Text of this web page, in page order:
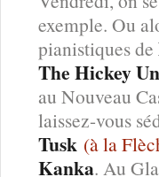
exemple. Ou
pianistiques de
The Hickey
au Nouveau
laissez-vous
Tusk (à la
Kanka. Au